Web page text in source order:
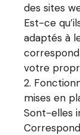
des sites
Est-ce
adaptés à
votre
mises en
Sont-elles